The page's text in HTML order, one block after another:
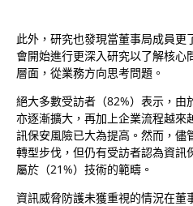
此外，研究也發現當董事局成員
會開始進行更深入研究以了解核心
層面，從業務方向思考問題。
絕大多數受訪者（82%）表示，由
亦逐漸擴大，再加上企業流程越來
訊保安風險已大為提高。然而，儘
轉型步伐，但仍有受訪者認為資訊
屬於（21%）技術的範疇。
資訊威脅防護未獲重視的情況在董